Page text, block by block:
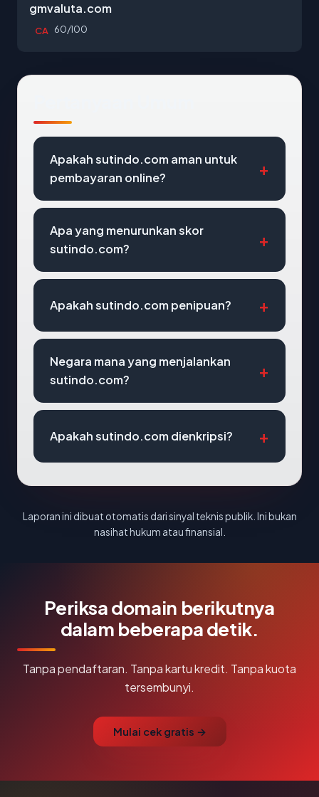
gmvaluta.com
CA 60/100
Apakah sutindo.com aman untuk
pembayaran online?
Apa yang menurunkan skor
sutindo.com?
Apakah sutindo.com penipuan?
Negara mana yang menjalankan
sutindo.com?
Apakah sutindo.com dienkripsi?
Laporan ini dibuat otomatis dari sinyal teknis publik. Ini bukan
nasihat hukum atau finansial.
Periksa domain berikutnya
dalam beberapa detik.
Tanpa pendaftaran. Tanpa kartu kredit. Tanpa kuota
tersembunyi.
Mulai cek gratis →